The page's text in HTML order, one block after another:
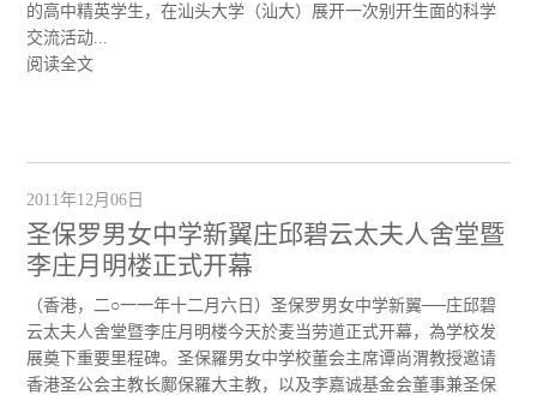
的高中精英学生，在汕头大学（汕大）展开一次别开生面的科学
交流活动...
阅读全文
2011年12月06日
圣保罗男女中学新翼庄邱碧云太夫人舍堂暨
李庄月明楼正式开幕
（香港，二○一一年十二月六日）圣保罗男女中学新翼──庄邱碧
云太夫人舍堂暨李庄月明楼今天於麦当劳道正式开幕，為学校发
展奠下重要里程碑。圣保羅男女中学校董会主席谭尚渭教授邀请
香港圣公会主教长鄺保羅大主教，以及李嘉诚基金会董事兼圣保